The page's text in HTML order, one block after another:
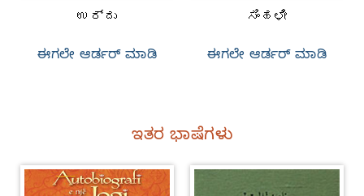
ಉರ್ದು
ಈಗಲೇ ಆರ್ಡರ್‌ ಮಾಡಿ
ಸಿಂಹಳೀ
ಈಗಲೇ ಆರ್ಡರ್‌ ಮಾಡಿ
ಇತರ ಭಾಷೆಗಳು